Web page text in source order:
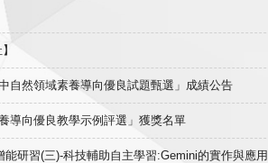
自然領域素養導向優良試題甄選」成績公告
導向優良教學示例評選」獲獎名單
研習(三)-科技輔助自主學習:Gemini的實作與應用